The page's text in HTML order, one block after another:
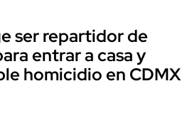
ser repartidor de
entrar a casa y
homicidio en CDMX